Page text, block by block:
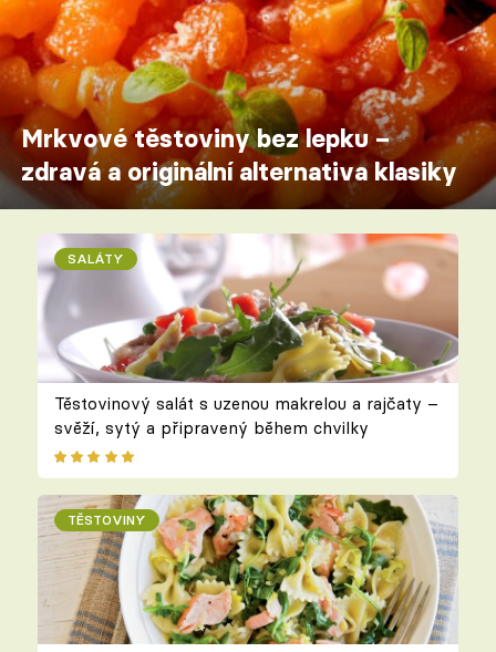
Mrkvové těstoviny bez lepku –
zdravá a originální alternativa klasiky
SALÁTY
Těstovinový salát s uzenou makrelou a rajčaty –
svěží, sytý a připravený během chvilky
TĚSTOVINY